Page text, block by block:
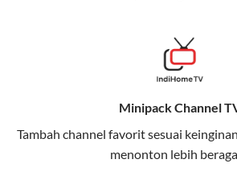
Bagikan kuota internet hingga 30 GB
keluarga atau teman secara praktis.
One Bill System
Tagihan internet rumah dan kuota
dalam satu pembayaran.
Minipack Channel
Tambah channel favorit sesuai
menonton lebih